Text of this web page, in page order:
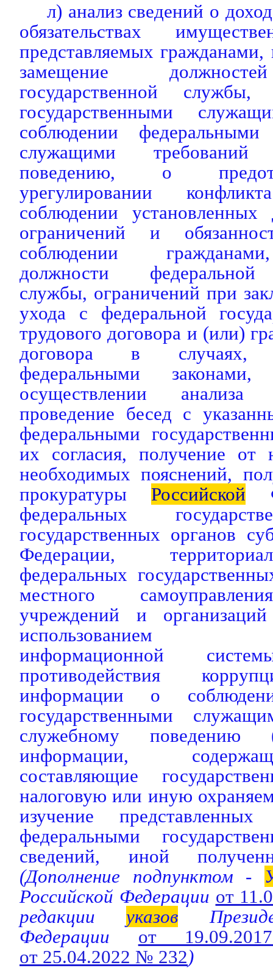
л) анализ сведений о
обязательствах
представляемых
замещение
государственной
государственными
соблюдении федеральными
служащими
поведению, о
урегулировании
соблюдении
ограничений и
соблюдении
должности федеральной
службы, ограничений при
ухода с федеральной
трудового договора и (или)
договора в случаях,
федеральными
осуществлении
проведение бесед с
федеральными
их согласия, получение от
необходимых пояснений,
прокуратуры Российской
федеральных
государственных органов
Федерации,
федеральных
местного
учреждений и
использованием
информационной
противодействия
информации о
государственными
служебному поведению
информации,
составляющие
налоговую или иную
изучение
федеральными
сведений, иной
(Дополнение подпунктом -
Российской Федерации от
редакцииуказов
Федерации от
от 25.04.2022 № 232)